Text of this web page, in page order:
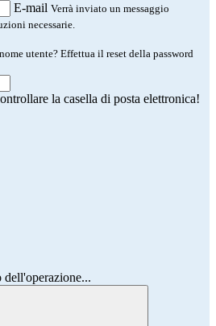
E-mail Verrà inviato un messaggio
necessarie.
utente? Effettua il reset della password
la casella di posta elettronica!
dell'operazione...